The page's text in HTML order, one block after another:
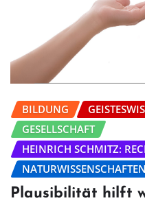
BILDUNG
GESELLSCHAFT
HEINRICH SCHMITZ:
NATURWISSENSCHAFTEN
Plausibilität hilft